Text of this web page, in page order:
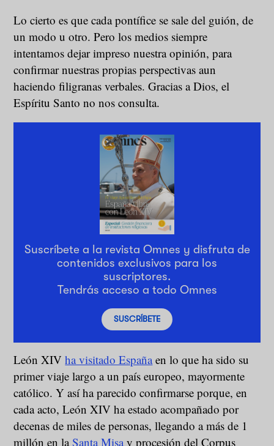
Lo cierto es que cada pontífice se sale del guión, de
un modo u otro. Pero los medios siempre
intentamos dejar impreso nuestra opinión, para
confirmar nuestras propias perspectivas aun
haciendo filigranas verbales. Gracias a Dios, el
Espíritu Santo no nos consulta.
Suscríbete a la revista Omnes y disfruta de
contenidos exclusivos para los
suscriptores.
Tendrás acceso a todo Omnes
SUSCRÍBETE
León XIVha visitado Españaen lo que ha sido su
primer viaje largo a un país europeo, mayormente
católico. Y así ha parecido confirmarse porque, en
cada acto, León XIV ha estado acompañado por
decenas de miles de personas, llegando a más de 1
millón en laSanta Misay procesión del Corpus